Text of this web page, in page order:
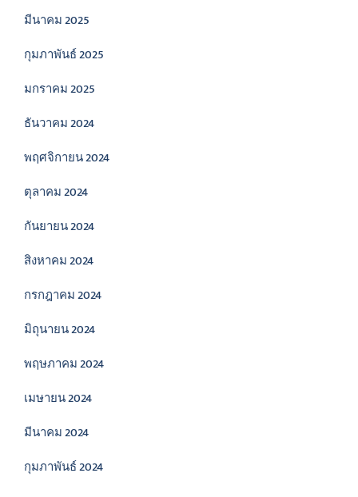
มีนาคม 2025
กุมภาพันธ์ 2025
มกราคม 2025
ธันวาคม 2024
พฤศจิกายน 2024
ตุลาคม 2024
กันยายน 2024
สิงหาคม 2024
กรกฎาคม 2024
มิถุนายน 2024
พฤษภาคม 2024
เมษายน 2024
มีนาคม 2024
กุมภาพันธ์ 2024